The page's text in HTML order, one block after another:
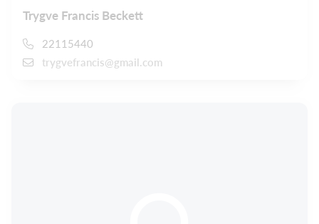
Trygve Francis Beckett
22115440
trygvefrancis@gmail.com